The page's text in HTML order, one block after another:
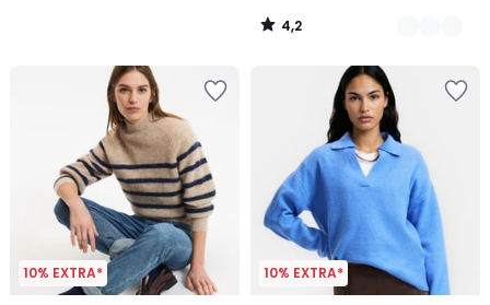
4,2
/
10% EXTRA* 10% EXTRA*